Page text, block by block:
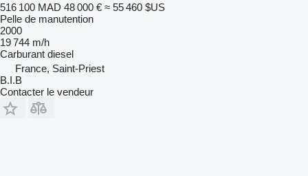
516 100 MAD 48 000 € ≈ 55 460 $US
Pelle de manutention
2000
19 744 m/h
Carburant diesel
France, Saint-Priest
B.I.B
Contacter le vendeur